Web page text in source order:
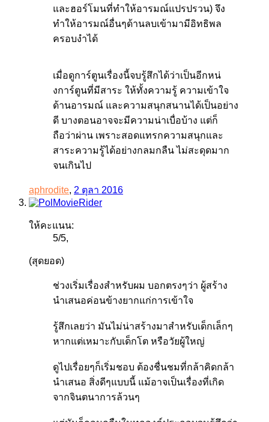
และฮอร์โมนที่ทำให้อารมณ์แปรปรวน) จึง
ทำให้อารมณ์อื่นๆด้านลบเข้ามามีอิทธิพล
ครอบงำได้
เมื่อดูการ์ตูนเรื่องนี้จบรู้สึกได้ว่าเป็นอีกหน่
งการ์ตูนที่มีสาระ ให้ทั้งความรู้ ความเข้าใจ
ด้านอารมณ์ และความสนุกสนานได้เป็นอย่าง
ดี บางตอนอาจจะมีความน่าเบื่อบ้าง แต่ก็
ถือว่าผ่าน เพราะสอดแทรกความสนุกและ
สาระความรู้ได้อย่างกลมกลืน ไม่สะดุดมาก
จนเกินไป
aphrodite, 2 ตุลา 2016
ให้คะแนน:
5/5,
(สุดยอด)
ช่วงเริ่มเรื่องสำหรับผม บอกตรงๆว่า ผู้สร้าง
นำเสนอค่อนข้างยากแก่การเข้าใจ
รู้สึกเลยว่า มันไม่น่าสร้างมาสำหรับเด็กเล็กๆ
หากแต่เหมาะกับเด็กโต หรือวัยผู้ใหญ่
ดูไปเรื่อยๆก็เริ่มชอบ ต้องชื่นชมที่กล้าคิดกล้า
นำเสนอ สิ่งดีๆแบบนี้ แม้อาจเป็นเรื่องที่เกิด
จากจินตนาการล้วนๆ